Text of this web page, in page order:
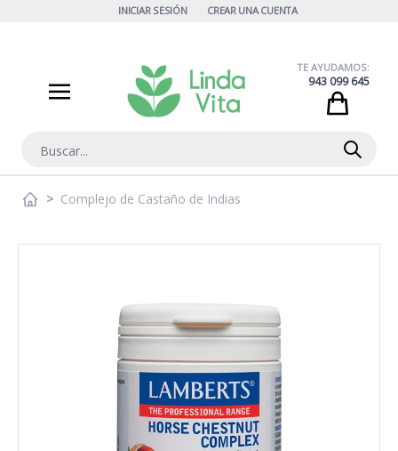
INICIAR SESIÓN CREAR UNA CUENTA
Buscar
TE AYUDAMOS:
943 099 645
> Complejo de Castaño de Indias